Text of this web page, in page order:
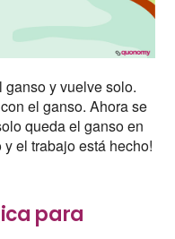
y vuelve solo.
el ganso. Ahora se
queda el ganso en
el trabajo está hecho!
para